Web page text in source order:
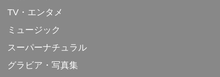
TV・エンタメ
ミュージック
スーパーナチュラル
グラビア・写真集